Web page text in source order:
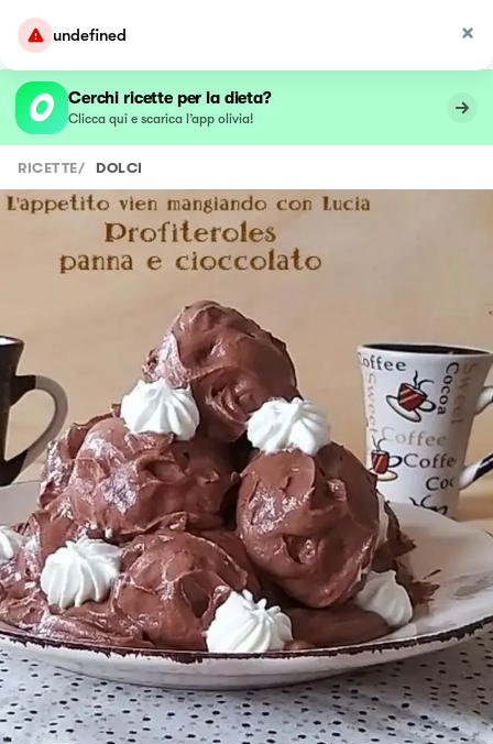
undefined
Cerchi ricette per la dieta?
Clicca qui e scarica l’app olivia!
RICETTE/ DOLCI